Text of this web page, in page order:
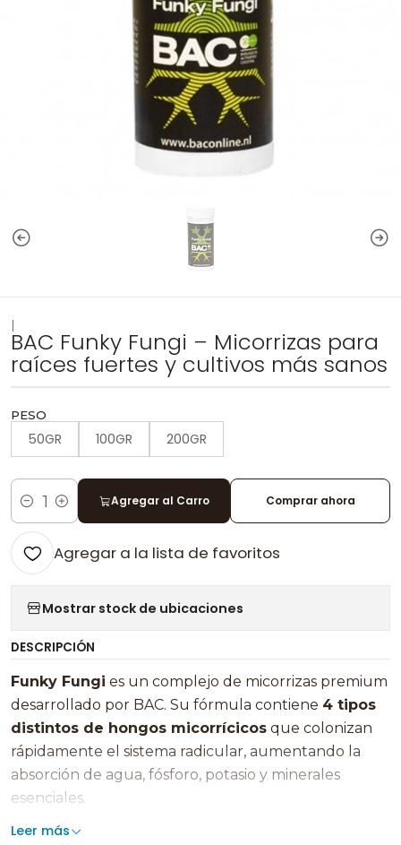
|
BAC Funky Fungi – Micorrizas para
raíces fuertes y cultivos más sanos
PESO
50GR 100GR 200GR
Cantidad
Agregar al Carro Comprar ahora
Agregar a la lista de favoritos
Mostrar stock de ubicaciones
DESCRIPCIÓN
Funky Fungi es un complejo de micorrizas premium
desarrollado por BAC. Su fórmula contiene 4 tipos
distintos de hongos micorrícicos que colonizan
rápidamente el sistema radicular, aumentando la
absorción de agua, fósforo, potasio y minerales
esenciales.
Las micorrizas forman una
Leer más